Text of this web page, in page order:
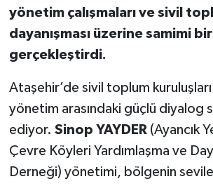
yönetim çalışmaları ve sivil
dayanışması üzerine samimi
gerçekleştirdi.
Ataşehir’de sivil toplum kuruluşları
yönetim arasındaki güçlü diyalog
ediyor. Sinop YAYDER(Ayancık
Çevre Köyleri Yardımlaşma ve
Derneği) yönetimi, bölgenin